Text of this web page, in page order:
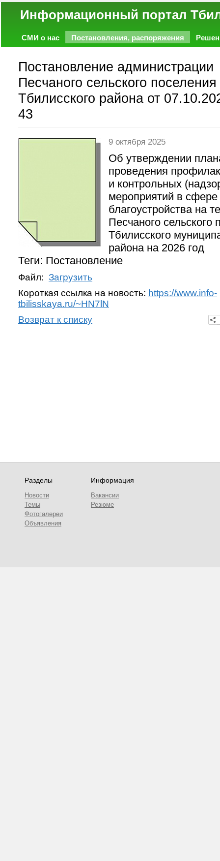
Информационный
СМИ о нас Постановления, распоряжения
Постановление администрации
Песчаного сельского поселения
Тбилисского района от
43
9 октября 2025
Об утверждении
проведения
и контрольных
мероприятий в сфере
благоустройства на
Песчаного сельского
Тбилисского
района на 2026 год
Теги: Постановление
Файл: Загрузить
Короткая ссылка на новость: https://www.info-
tbilisskaya.ru/~HN7lN
Возврат к списку
Разделы
Новости
Темы
Фотогалереи
Объявления
Информация
Вакансии
Резюме